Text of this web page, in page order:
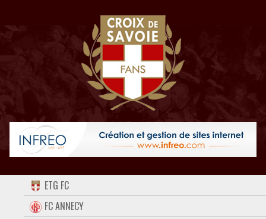
ACCUEIL
FORUM
ETG FC
FC ANNECY